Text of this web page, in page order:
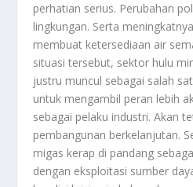
perhatian serius. Perubahan
lingkungan. Serta
membuat ketersediaan air
situasi tersebut, sektor hulu
justru muncul sebagai salah
untuk mengambil peran lebih
sebagai pelaku industri. Akan
pembangunan berkelanjutan.
migas kerap di pandang
dengan eksploitasi sumber